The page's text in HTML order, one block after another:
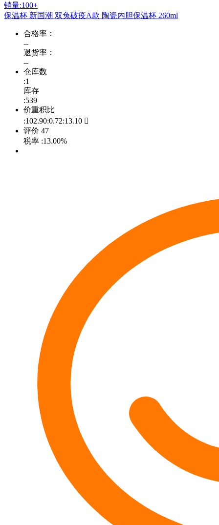
销量:100+
保温杯 新国潮 双兔破疫A款 陶瓷内胆保温杯 260ml
合格率：
--
退货率：
--
仓库数
:1
库存
:539
价重积比
:102.90:0.72:13.10 
评价 47
税率 :13.00%